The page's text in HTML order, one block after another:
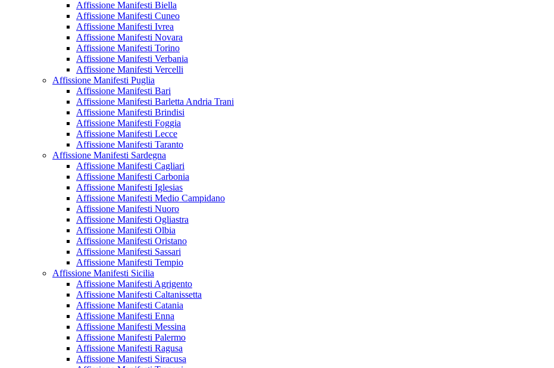
Affissione Manifesti Biella
Affissione Manifesti Cuneo
Affissione Manifesti Ivrea
Affissione Manifesti Novara
Affissione Manifesti Torino
Affissione Manifesti Verbania
Affissione Manifesti Vercelli
Affissione Manifesti Puglia
Affissione Manifesti Bari
Affissione Manifesti Barletta Andria Trani
Affissione Manifesti Brindisi
Affissione Manifesti Foggia
Affissione Manifesti Lecce
Affissione Manifesti Taranto
Affissione Manifesti Sardegna
Affissione Manifesti Cagliari
Affissione Manifesti Carbonia
Affissione Manifesti Iglesias
Affissione Manifesti Medio Campidano
Affissione Manifesti Nuoro
Affissione Manifesti Ogliastra
Affissione Manifesti Olbia
Affissione Manifesti Oristano
Affissione Manifesti Sassari
Affissione Manifesti Tempio
Affissione Manifesti Sicilia
Affissione Manifesti Agrigento
Affissione Manifesti Caltanissetta
Affissione Manifesti Catania
Affissione Manifesti Enna
Affissione Manifesti Messina
Affissione Manifesti Palermo
Affissione Manifesti Ragusa
Affissione Manifesti Siracusa